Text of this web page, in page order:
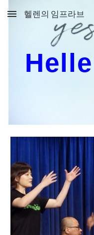
Skip to main content
헬렌의 임프라브